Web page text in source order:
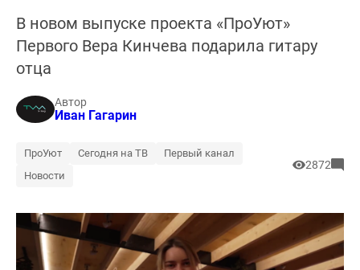
В новом выпуске проекта «ПроУют»
Первого Вера Кинчева подарила гитару
отца
Автор
Иван Гагарин
ПроУют Сегодня на ТВ
Первый канал
Новости
2872